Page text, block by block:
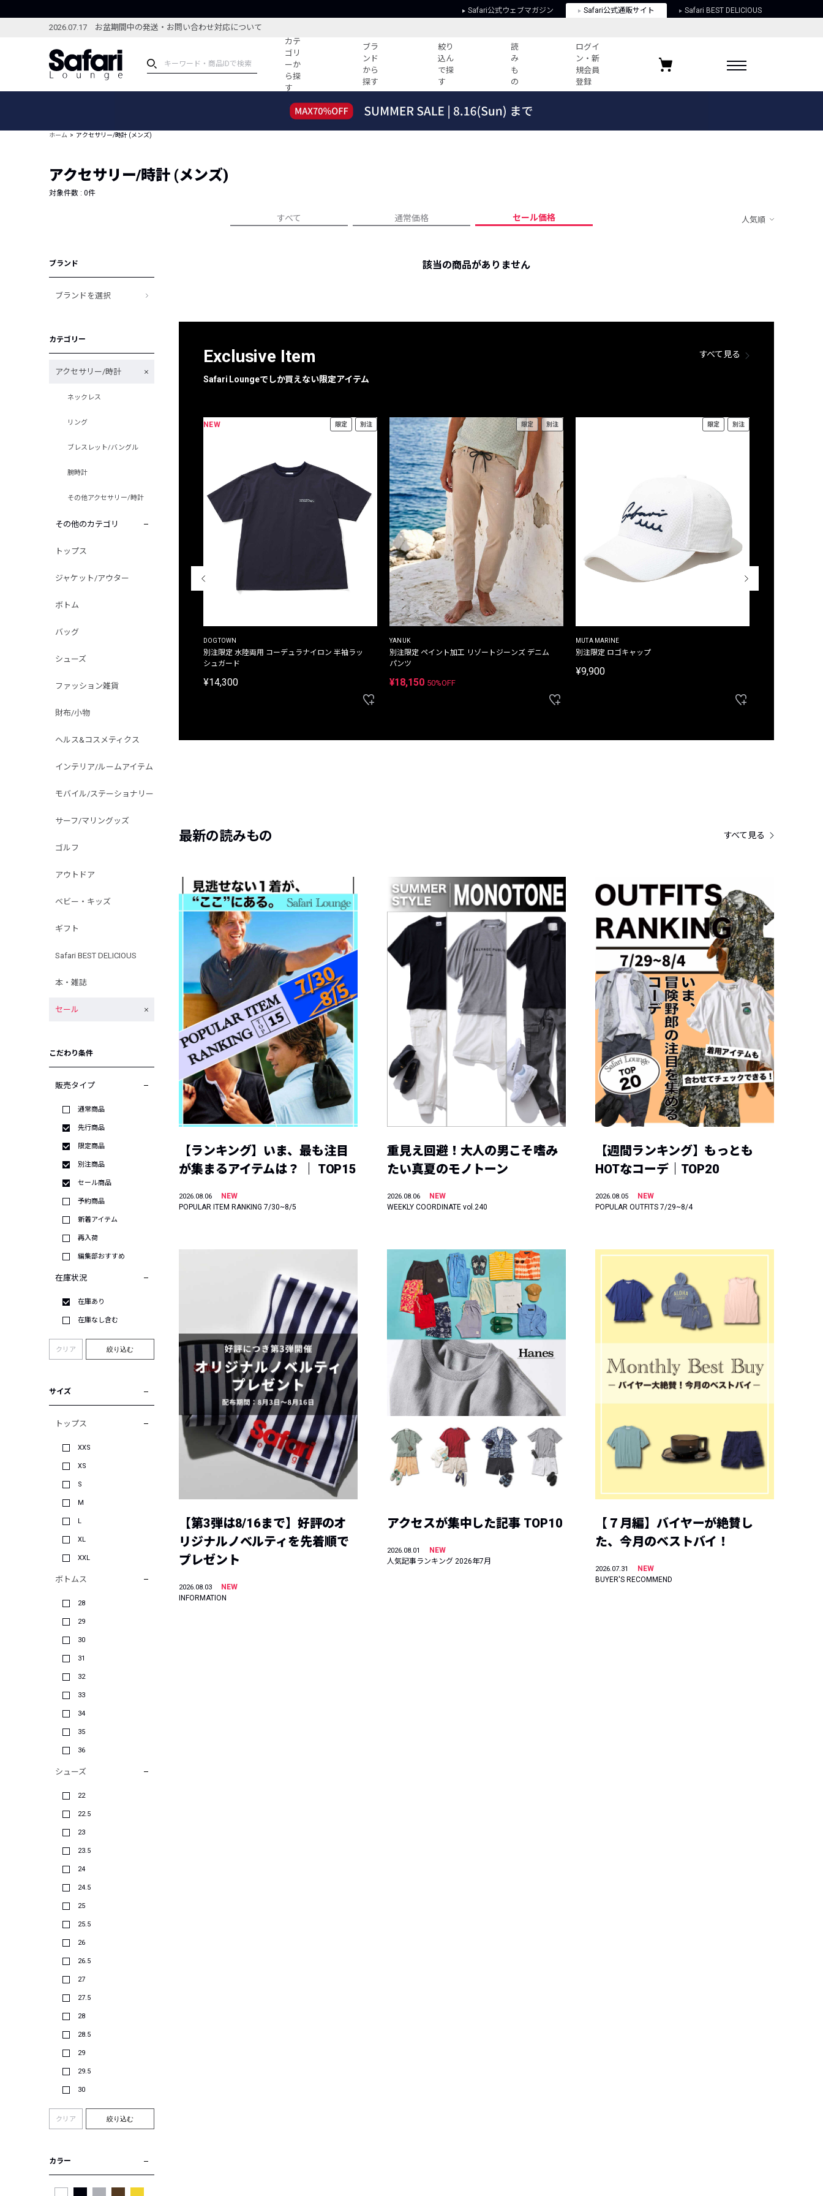
Safari公式ウェブマガジン Safari公式通販サイト Safari BEST DELICIOUS
2026.07.17 お盆期間中の発送・お問い合わせ対応について
カテ
ゴリ
ーか
ら探
す
ブラ
ンド
から
探す
絞り
込ん
で探
す
読
み
も
の
ログイ
ン・新
規会員
登録
ブランドから探す
新着アイテム
編集部のおすすめアイテム
コーディネート
すべての記事
人気記事ランキング
フォーカスブランド
プライバシーポリシー
お気に入りブランド
ホーム アクセサリー/時計 (メンズ)
アクセサリー/時計 (メンズ)
対象件数 : 0件
すべて 通常価格 セール価格 人気順
ブランド
ブランドを選択
カテゴリー
アクセサリー/時計
ネックレス
リング
ブレスレット/バングル
腕時計
その他アクセサリー/時計
その他のカテゴリ
トップス
ジャケット/アウター
ボトム
バッグ
シューズ
ファッション雑貨
財布/小物
ヘルス&コスメティクス
インテリア/ルームアイテム
モバイル/ステーショナリー
サーフ/マリングッズ
ゴルフ
アウトドア
ベビー・キッズ
ギフト
Safari BEST DELICIOUS
本・雑誌
セール
こだわり条件
販売タイプ
通常商品
先行商品
限定商品
別注商品
セール商品
予約商品
新着アイテム
再入荷
編集部おすすめ
在庫状況
在庫あり
在庫なし含む
クリア 絞り込む
サイズ
トップス
XXS
XS
S
M
L
XL
XXL
ボトムス
28
29
30
31
32
33
34
35
36
シューズ
22
22.5
23
23.5
24
24.5
25
25.5
26
26.5
27
27.5
28
28.5
29
29.5
30
クリア 絞り込む
カラー
該当の商品がありません
Exclusive Item
Safari Loungeでしか買えない限定アイテム
すべて見る
プリントTシャツ
NEW 限定 別注
DOGTOWN
別注限定 水陸両用 コーデュラナイロン 半袖ラッ
シュガード
¥14,300
限定 別注
YANUK
別注限定 ペイント加工 リゾートジーンズ デニム
パンツ
¥18,150 50%OFF
限定 別注
MUTA MARINE
別注限定 ロゴキャップ
¥9,900
最新の読みもの すべて見る
【ランキング】いま、最も注目
が集まるアイテムは？ ｜ TOP15
2026.08.06
NEW
POPULAR ITEM RANKING 7/30~8/5
重見え回避！大人の男こそ嗜み
たい真夏のモノトーン
2026.08.06
NEW
WEEKLY COORDINATE vol.240
【週間ランキング】もっとも
HOTなコーデ｜TOP20
2026.08.05
NEW
POPULAR OUTFITS 7/29~8/4
【第3弾は8/16まで】好評のオ
リジナルノベルティを先着順で
プレゼント
2026.08.03
NEW
INFORMATION
アクセスが集中した記事 TOP10
2026.08.01
NEW
人気記事ランキング 2026年7月
【７月編】バイヤーが絶賛し
た、今月のベストバイ！
2026.07.31
NEW
BUYER'S RECOMMEND